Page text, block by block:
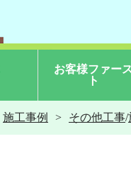
お客様ファー
ト
施工事例 その他工事/